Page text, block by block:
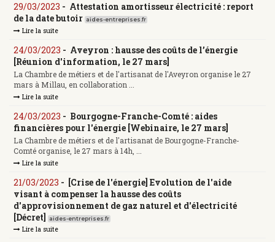
29/03/2023 - Attestation amortisseur électricité : report
de la date butoir aides-entreprises.fr
Lire la suite
24/03/2023 - Aveyron : hausse des coûts de l’énergie
[Réunion d'information, le 27 mars]
La Chambre de métiers et de l'artisanat de l'Aveyron organise le 27
mars à Millau, en collaboration ...
Lire la suite
24/03/2023 - Bourgogne-Franche-Comté : aides
financières pour l'énergie [Webinaire, le 27 mars]
La Chambre de métiers et de l'artisanat de Bourgogne-Franche-
Comté organise, le 27 mars à 14h, ...
Lire la suite
21/03/2023 - [Crise de l'énergie] Evolution de l'aide
visant à compenser la hausse des coûts
d'approvisionnement de gaz naturel et d'électricité
[Décret]
aides-entreprises.fr
Lire la suite